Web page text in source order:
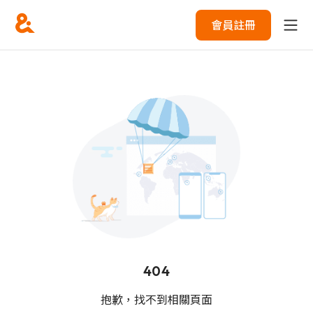
會員註冊
404
抱歉，找不到相關頁面